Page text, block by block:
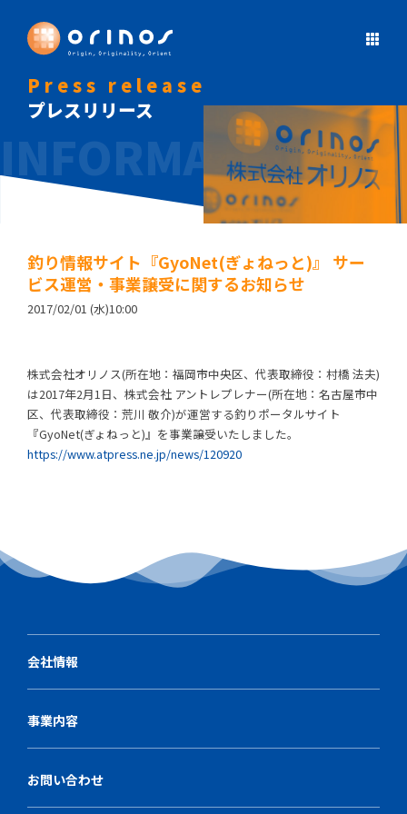
Press release
プレスリリース
釣り情報サイト『GyoNet(ぎょねっと)』 サー
ビス運営・事業譲受に関するお知らせ
2017/02/01 (水)10:00
株式会社オリノス(所在地：福岡市中央区、代表取締役：村橋 法夫)
は2017年2月1日、株式会社 アントレプレナー(所在地：名古屋市中
区、代表取締役：荒川 敬介)が運営する釣りポータルサイト
『GyoNet(ぎょねっと)』を事業譲受いたしました。
https://www.atpress.ne.jp/news/120920
会社情報
事業内容
お問い合わせ